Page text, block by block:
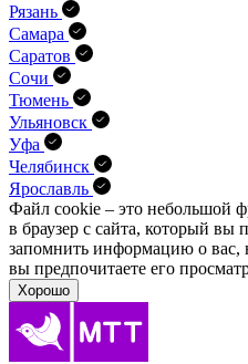
Рязань
Самара
Саратов
Сочи
Тюмень
Ульяновск
Уфа
Челябинск
Ярославль
Файл cookie – это небольшой
в браузер с сайта, который вы
запомнить информацию о вас,
вы предпочитаете его
Хорошо